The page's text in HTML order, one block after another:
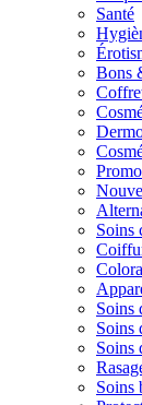
Santé
Bons
Soins
Soins
Soins
Soins
Soins